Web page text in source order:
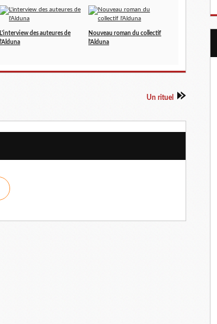
L'interview des auteures de
l'Alduna
Nouveau roman du collectif
l'Alduna
Un rituel